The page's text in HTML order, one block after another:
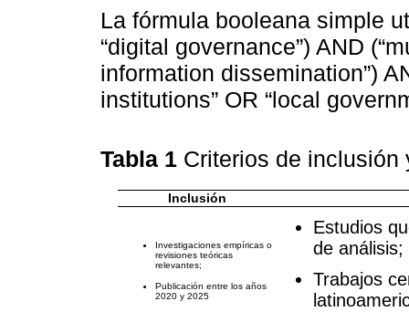
La fórmula booleana simple
“digital governance”) AND
information dissemination”)
institutions” OR “local
Tabla 1 Criterios de
Inclusión
Investigaciones empíricas o
revisiones teóricas
relevantes;
Publicación entre los años
2020 y 2025
Estudios
de análisis;
Trabajos